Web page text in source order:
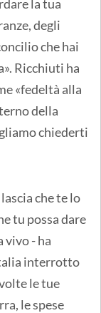
la tua
degli
che hai
Ricchiuti ha
«fedeltà alla
della
chiederti
che te lo
tu possa dare
vivo - ha
interrotto
le tue
le spese